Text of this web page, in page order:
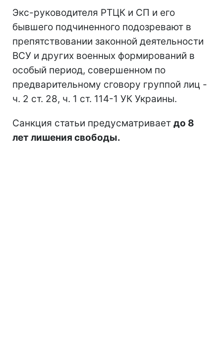
Экс-руководителя РТЦК и СП и его
бывшего подчиненного подозревают в
препятствовании законной деятельности
ВСУ и других военных формирований в
особый период, совершенном по
предварительному сговору группой лиц -
ч. 2 ст. 28, ч. 1 ст. 114-1 УК Украины.
Санкция статьи предусматривает до 8
лет лишения свободы.